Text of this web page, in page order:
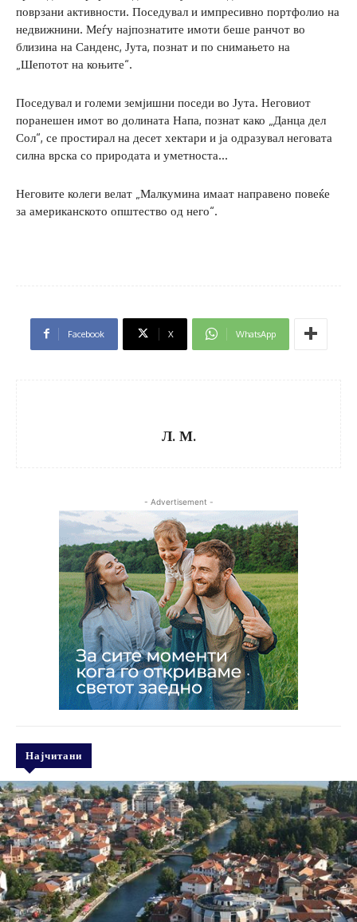
поврзани активности. Поседувал и импресивно портфолио на
недвижнини. Меѓу најпознатите имоти беше ранчот во
близина на Санденс, Јута, познат и по снимањето на
„Шепотот на коњите“.
Поседувал и големи земјишни поседи во Јута. Неговиот
поранешен имот во долината Напа, познат како „Данца дел
Сол“, се простирал на десет хектари и ја одразувал неговата
силна врска со природата и уметноста…
Неговите колеги велат „Малкумина имаат направено повеќе
за американското општество од него“.
Facebook X WhatsApp
Л. М.
- Advertisement -
Најчитани